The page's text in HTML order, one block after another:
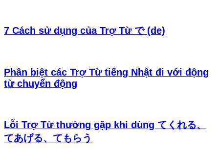
7 Cách sử dụng của Trợ Từ で (de)
Phân biệt các Trợ Từ tiếng Nhật đi với động
từ chuyển động
Lỗi Trợ Từ thường gặp khi dùng てくれる、
てあげる、てもらう